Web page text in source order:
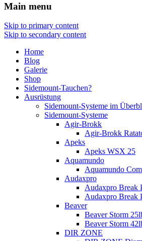
Main menu
Skip to primary content
Skip to secondary content
Home
Blog
Galerie
Shop
Sidemount-Tauchen?
Ausrüstung
Sidemount-Systeme im
Sidemount-Systeme
Agir-Brokk
Agir-Brokk
Apeks
Apeks WSX 25
Aquamundo
Aquamundo
Audaxpro
Audaxpro Break
Audaxpro Break
Beaver
Beaver Storm
Beaver Storm
DIR ZONE